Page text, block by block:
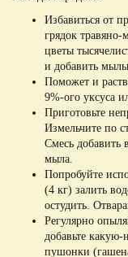
Избавиться от
грядок
цветы
и добавить
Поможет и
9%-ого уксуса
Приготовьте
Измельчите по
Смесь добавить
мыла.
Попробуйте
(4 кг) залить
остудить.
Регулярно
добавьте
пушонки